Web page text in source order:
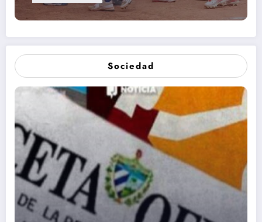
Sociedad